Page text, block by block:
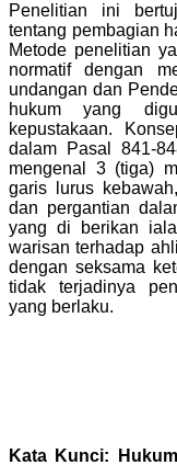
Penelitian ini
tentang pembagian
Metode penelitian
normatif dengan
undangan dan
hukum yang
kepustakaan.
dalam Pasal 841-
mengenal 3 (tiga)
garis lurus
dan pergantian
yang di berikan
warisan terhadap
dengan seksama
tidak terjadinya
yang berlaku.
Kata Kunci: